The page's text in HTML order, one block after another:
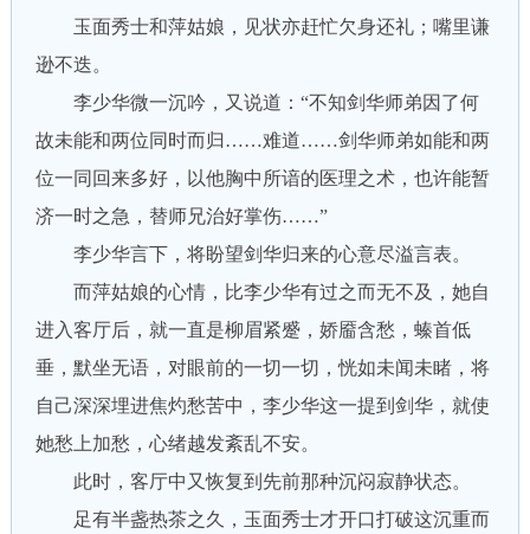
玉面秀士和萍姑娘，见状亦赶忙欠身还礼；嘴里谦
逊不迭。
李少华微一沉吟，又说道：“不知剑华师弟因了何
故未能和两位同时而归……难道……剑华师弟如能和两
位一同回来多好，以他胸中所谙的医理之术，也许能暂
济一时之急，替师兄治好掌伤……”
李少华言下，将盼望剑华归来的心意尽溢言表。
而萍姑娘的心情，比李少华有过之而无不及，她自
进入客厅后，就一直是柳眉紧蹙，娇靥含愁，螓首低
垂，默坐无语，对眼前的一切一切，恍如未闻未睹，将
自己深深埋进焦灼愁苦中，李少华这一提到剑华，就使
她愁上加愁，心绪越发紊乱不安。
此时，客厅中又恢复到先前那种沉闷寂静状态。
足有半盏热茶之久，玉面秀士才开口打破这沉重而